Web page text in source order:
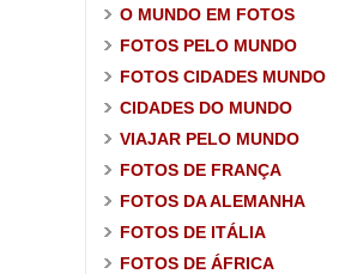
O MUNDO EM FOTOS
FOTOS PELO MUNDO
FOTOS CIDADES MUNDO
CIDADES DO MUNDO
VIAJAR PELO MUNDO
FOTOS DE FRANÇA
FOTOS DA ALEMANHA
FOTOS DE ITÁLIA
FOTOS DE ÁFRICA